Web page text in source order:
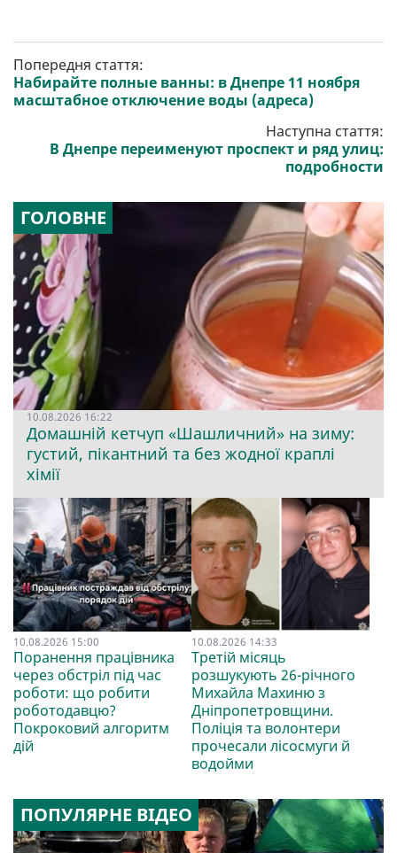
Попередня стаття:
Набирайте полные ванны: в Днепре 11 ноября
масштабное отключение воды (адреса)
Наступна стаття:
В Днепре переименуют проспект и ряд улиц:
подробности
ГОЛОВНЕ
10.08.2026 16:22
Домашній кетчуп «Шашличний» на зиму:
густий, пікантний та без жодної краплі
хімії
10.08.2026 15:00
Поранення працівника
через обстріл під час
роботи: що робити
роботодавцю?
Покроковий алгоритм
дій
10.08.2026 14:33
Третій місяць
розшукують 26-річного
Михайла Махиню з
Дніпропетровщини.
Поліція та волонтери
прочесали лісосмуги й
водойми
ПОПУЛЯРНЕ ВІДЕО